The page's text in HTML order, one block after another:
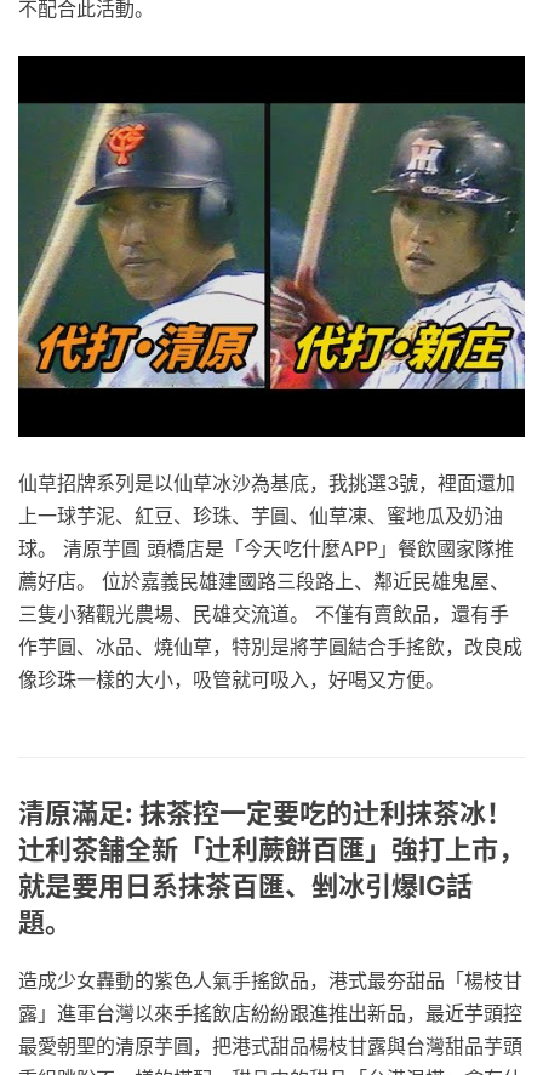
不配合此活動。
仙草招牌系列是以仙草冰沙為基底，我挑選3號，裡面還加
上一球芋泥、紅豆、珍珠、芋圓、仙草凍、蜜地瓜及奶油
球。 清原芋圓 頭橋店是「今天吃什麼APP」餐飲國家隊推
薦好店。 位於嘉義民雄建國路三段路上、鄰近民雄鬼屋、
三隻小豬觀光農場、民雄交流道。 不僅有賣飲品，還有手
作芋圓、冰品、燒仙草，特別是將芋圓結合手搖飲，改良成
像珍珠一樣的大小，吸管就可吸入，好喝又方便。
清原滿足: 抹茶控一定要吃的辻利抹茶冰！
辻利茶舗全新「辻利蕨餅百匯」強打上市，
就是要用日系抹茶百匯、剉冰引爆IG話
題。
造成少女轟動的紫色人氣手搖飲品，港式最夯甜品「楊枝甘
露」進軍台灣以來手搖飲店紛紛跟進推出新品，最近芋頭控
最愛朝聖的清原芋圓，把港式甜品楊枝甘露與台灣甜品芋頭